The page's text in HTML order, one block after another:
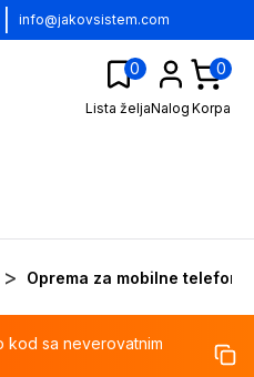
info@jakovsistem.com
0
Lista željaNalog
0
Korpa
> Oprema za mobilne telefone
%
kod sa neverovatnim